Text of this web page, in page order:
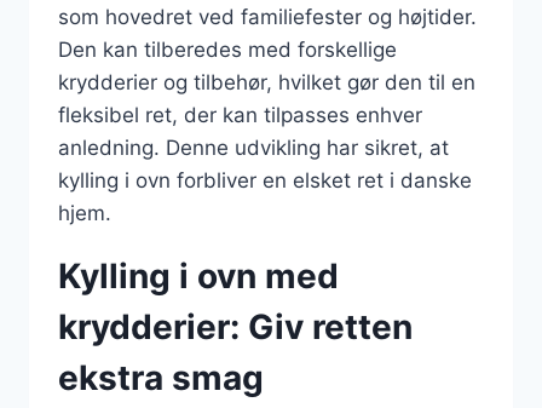
som hovedret ved familiefester og højtider.
Den kan tilberedes med forskellige
krydderier og tilbehør, hvilket gør den til en
fleksibel ret, der kan tilpasses enhver
anledning. Denne udvikling har sikret, at
kylling i ovn forbliver en elsket ret i danske
hjem.
Kylling i ovn med
krydderier: Giv retten
ekstra smag